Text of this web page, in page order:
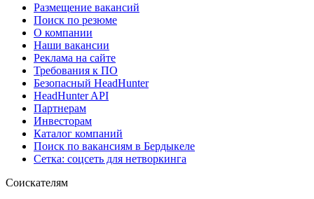
Размещение вакансий
Поиск по резюме
О компании
Наши вакансии
Реклама на сайте
Требования к ПО
Безопасный HeadHunter
HeadHunter API
Партнерам
Инвесторам
Каталог компаний
Поиск по вакансиям в Бердыкеле
Сетка: соцсеть для нетворкинга
Соискателям